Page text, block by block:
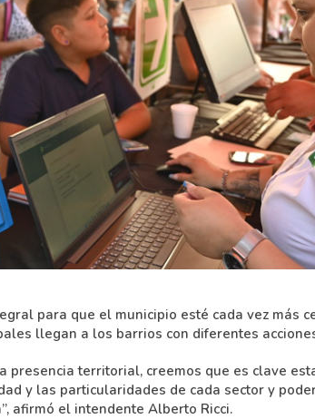
para que el municipio esté cada vez más
llegan a los barrios con diferentes
presencia territorial, creemos que es clave
y las particularidades de cada sector y
afirmó el intendente Alberto Ricci.